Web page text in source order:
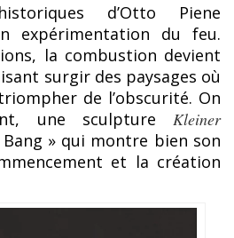
d’Otto Piene
expérimentation du feu.
la combustion devient
surgir des paysages où
de l’obscurité. On
une sculpture Kleiner
» qui montre bien son
et la création